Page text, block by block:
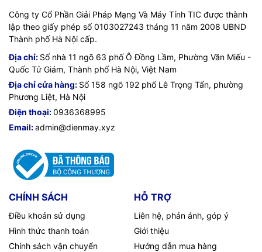
Công ty Cổ Phần Giải Pháp Mạng Và Máy Tính TIC được thành
lập theo giấy phép số 0103027243 tháng 11 năm 2008 UBND
Thành phố Hà Nội cấp.
Địa chỉ: Số nhà 11 ngõ 63 phố Ô Đồng Lầm, Phường Văn Miếu -
Quốc Tử Giám, Thành phố Hà Nội, Việt Nam
Địa chỉ cửa hàng: Số 158 ngõ 192 phố Lê Trọng Tấn, phường
Phương Liệt, Hà Nội
Điện thoại:0936368995
Email:admin@dienmay.xyz
CHÍNH SÁCH
Điều khoản sử dụng
Hình thức thanh toán
Chính sách vận chuyển
HỖ TRỢ
Liên hệ, phản ánh, góp ý
Giới thiệu
Hướng dẫn mua hàng